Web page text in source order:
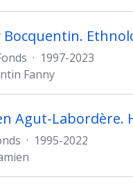
Bocquentin.
· 1997-2023
Fanny
Agut-Labordère.
· 1995-2022